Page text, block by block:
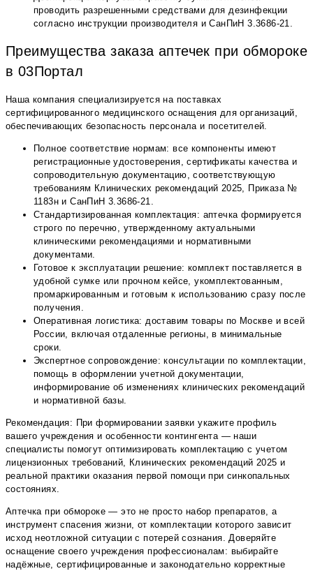
проводить разрешенными средствами для дезинфекции
согласно инструкции производителя и СанПиН 3.3686-21.
Преимущества заказа аптечек при обмороке
в 03Портал
Наша компания специализируется на поставках
сертифицированного медицинского оснащения для организаций,
обеспечивающих безопасность персонала и посетителей.
Полное соответствие нормам: все компоненты имеют
регистрационные удостоверения, сертификаты качества и
сопроводительную документацию, соответствующую
требованиям Клинических рекомендаций 2025, Приказа №
1183н и СанПиН 3.3686-21.
Стандартизированная комплектация: аптечка формируется
строго по перечню, утвержденному актуальными
клиническими рекомендациями и нормативными
документами.
Готовое к эксплуатации решение: комплект поставляется в
удобной сумке или прочном кейсе, укомплектованным,
промаркированным и готовым к использованию сразу после
получения.
Оперативная логистика: доставим товары по Москве и всей
России, включая отдаленные регионы, в минимальные
сроки.
Экспертное сопровождение: консультации по комплектации,
помощь в оформлении учетной документации,
информирование об изменениях клинических рекомендаций
и нормативной базы.
Рекомендация: При формировании заявки укажите профиль
вашего учреждения и особенности контингента — наши
специалисты помогут оптимизировать комплектацию с учетом
лицензионных требований, Клинических рекомендаций 2025 и
реальной практики оказания первой помощи при синкопальных
состояниях.
Аптечка при обмороке — это не просто набор препаратов, а
инструмент спасения жизни, от комплектации которого зависит
исход неотложной ситуации с потерей сознания. Доверяйте
оснащение своего учреждения профессионалам: выбирайте
надёжные, сертифицированные и законодательно корректные